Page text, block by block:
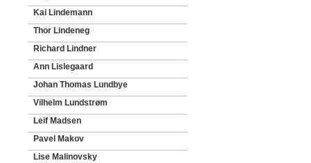
Kai Lindemann
Thor Lindeneg
Richard Lindner
Ann Lislegaard
Johan Thomas Lundbye
Vilhelm Lundstrøm
Leif Madsen
Pavel Makov
Lise Malinovsky